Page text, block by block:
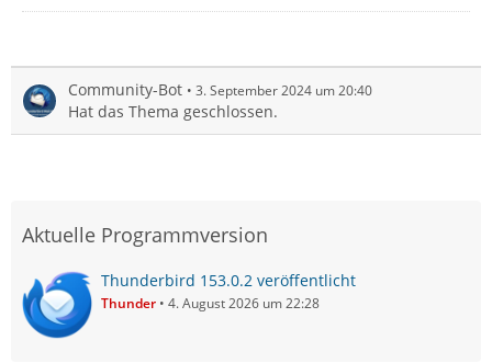
Community-Bot 3. September 2024 um 20:40
Hat das Thema geschlossen.
Aktuelle Programmversion
Thunderbird 153.0.2 veröffentlicht
Thunder 4. August 2026 um 22:28